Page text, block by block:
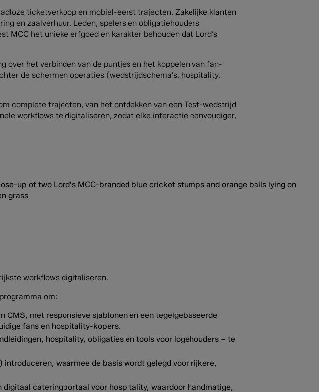
ticketverkoop en mobiel-eerst trajecten. Zakelijke klanten
en zaalverhuur. Leden, spelers en obligatiehouders
MCC het unieke erfgoed en karakter behouden dat Lord’s
over het verbinden van de puntjes en het koppelen van fan-
de schermen operaties (wedstrijdschema's, hospitality,
complete trajecten, van het ontdekken van een Test-wedstrijd
workflows te digitaliseren, zodat elke interactie eenvoudiger,
workflows digitaliseren.
om:
CMS, met responsieve sjablonen en een tegelgebaseerde
fans en hospitality-kopers.
hospitality, obligaties en tools voor logehouders – te
waarmee de basis wordt gelegd voor rijkere,
cateringportaal voor hospitality, waardoor handmatige,